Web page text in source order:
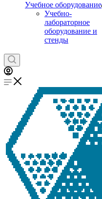
Учебное оборудование
Учебно-
лабораторное
оборудование и
стенды